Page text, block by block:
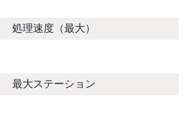
処理速度（最大）
最大ステーション